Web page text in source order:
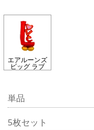
エアルーンズ
ビッグ ラブ
単品
5枚セット